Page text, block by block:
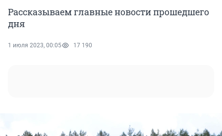
Рассказываем главные новости прошедшего
дня
1 июля 2023, 00:05 17 190